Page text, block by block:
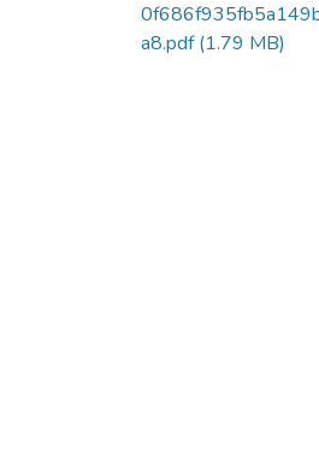
a8.pdf(1.79 MB)